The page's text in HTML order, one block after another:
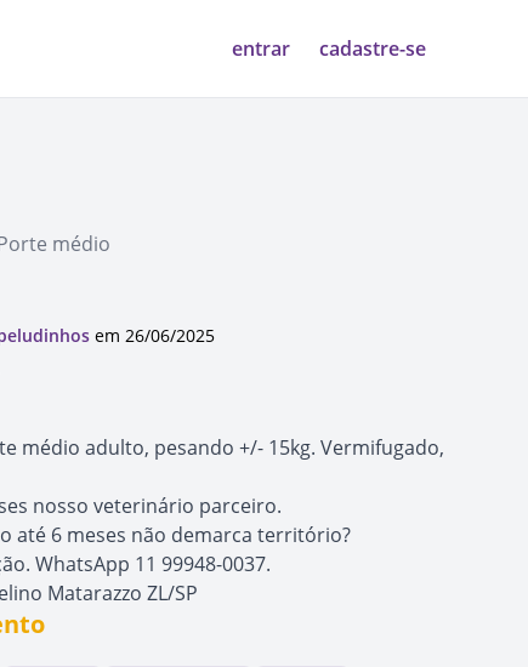
entrar cadastre-se
médio
em 26/06/2025
médio adulto, pesando +/- 15kg. Vermifugado,
nosso veterinário parceiro.
até 6 meses não demarca território?
WhatsApp 11 99948-0037.
Matarazzo ZL/SP